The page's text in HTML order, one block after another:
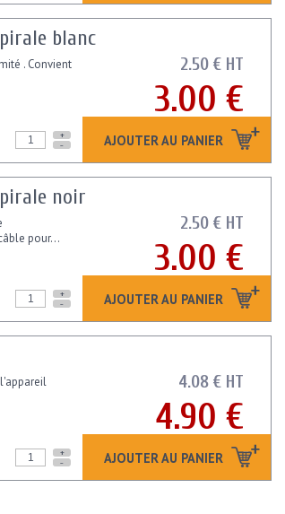
2.50 € HT
3.00 €
AJOUTER AU PANIER
blanc
. Convient
+
-
2.50 € HT
3.00 €
AJOUTER AU PANIER
noir
pour...
+
-
4.08 € HT
4.90 €
AJOUTER AU PANIER
+
-